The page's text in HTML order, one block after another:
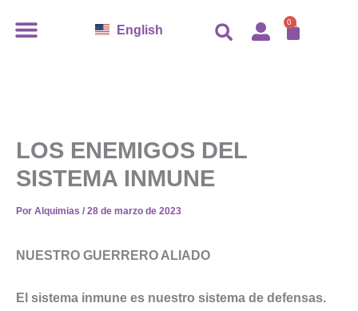
English 0
LOS ENEMIGOS DEL
SISTEMA INMUNE
Por Alquimias / 28 de marzo de 2023
NUESTRO GUERRERO ALIADO
El sistema inmune es nuestro sistema de defensas.